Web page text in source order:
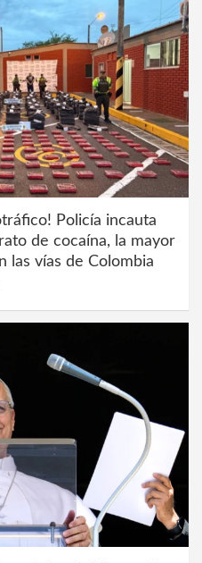
Policía incauta
de cocaína, la mayor
las vías de Colombia